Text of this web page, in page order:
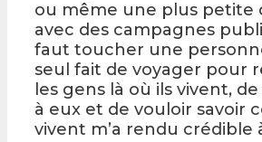
ou même une plus petite
avec des campagnes
faut toucher une
seul fait de voyager pour
les gens là où ils vivent, de
à eux et de vouloir savoir
vivent m’a rendu crédible